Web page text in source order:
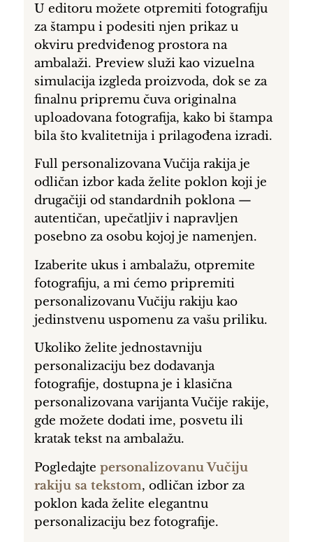
U editoru možete otpremiti fotografiju
za štampu i podesiti njen prikaz u
okviru predviđenog prostora na
ambalaži. Preview služi kao vizuelna
simulacija izgleda proizvoda, dok se za
finalnu pripremu čuva originalna
uploadovana fotografija, kako bi štampa
bila što kvalitetnija i prilagođena izradi.
Full personalizovana Vučija rakija je
odličan izbor kada želite poklon koji je
drugačiji od standardnih poklona —
autentičan, upečatljiv i napravljen
posebno za osobu kojoj je namenjen.
Izaberite ukus i ambalažu, otpremite
fotografiju, a mi ćemo pripremiti
personalizovanu Vučiju rakiju kao
jedinstvenu uspomenu za vašu priliku.
Ukoliko želite jednostavniju
personalizaciju bez dodavanja
fotografije, dostupna je i klasična
personalizovana varijanta Vučije rakije,
gde možete dodati ime, posvetu ili
kratak tekst na ambalažu.
Pogledajte personalizovanu Vučiju
rakiju sa tekstom, odličan izbor za
poklon kada želite elegantnu
personalizaciju bez fotografije.